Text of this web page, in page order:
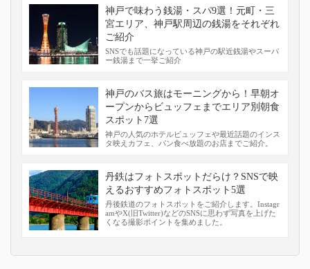
神戸で味わう銭湯・スパ9選！元町・三
宮エリア、神戸駅周辺の銭湯をそれぞれ
ご紹介
SNSでも話題になっている神戸の駅近銭湯やスーパ
ー銭湯まで一挙ご紹介
神戸のバス旅はモーニングから！早朝オ
ープンからビュッフェまでエリア別朝食
スポット7選
神戸の人気のホテルビュッフェや最近話題のインス
タ映えカフェ、パン食べ放題のお店までご紹介。
丹鉄はフォトスポットだらけ？SNSで映
えるおすすめフォトスポット5選
丹後鉄道のフォトスポットをご紹介します。Instagr
amやX(旧Twitter)などのSNSに思わず写真を上げた
くなる撮影ポイントを集めました。